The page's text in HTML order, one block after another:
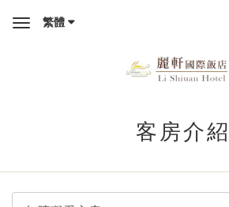
Toggle繁體
客房介紹